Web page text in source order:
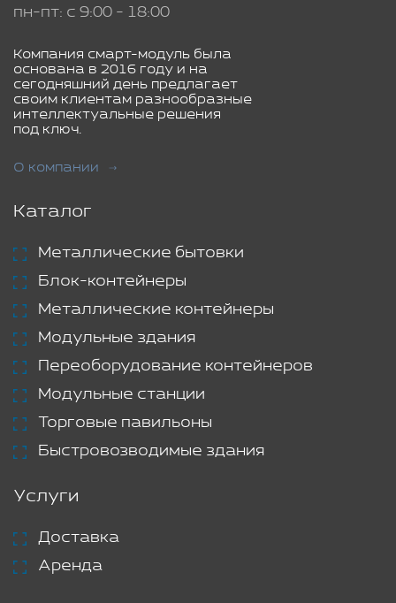
пн-пт: с 9:00 - 18:00
Компания смарт-модуль была
основана в 2016 году и на
сегодняшний день предлагает
своим клиентам разнообразные
интеллектуальные решения
под ключ.
О компании
Каталог
Металлические бытовки
Блок-контейнеры
Металлические контейнеры
Модульные здания
Переоборудование контейнеров
Модульные станции
Торговые павильоны
Быстровозводимые здания
Услуги
Доставка
Аренда